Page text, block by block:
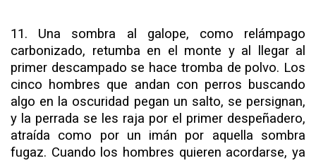
11. Una sombra al galope, como relámpago
carbonizado, retumba en el monte y al llegar al
primer descampado se hace tromba de polvo. Los
cinco hombres que andan con perros buscando
algo en la oscuridad pegan un salto, se persignan,
y la perrada se les raja por el primer despeñadero,
atraída como por un imán por aquella sombra
fugaz. Cuando los hombres quieren acordarse, ya